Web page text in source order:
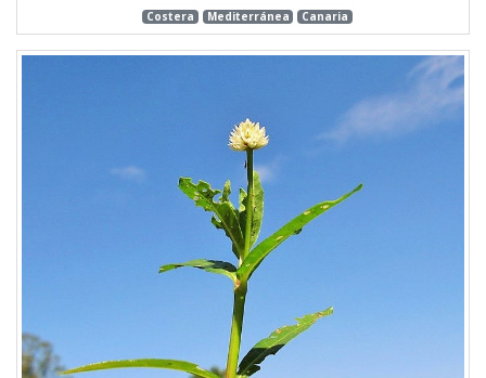
Costera Mediterránea Canaria